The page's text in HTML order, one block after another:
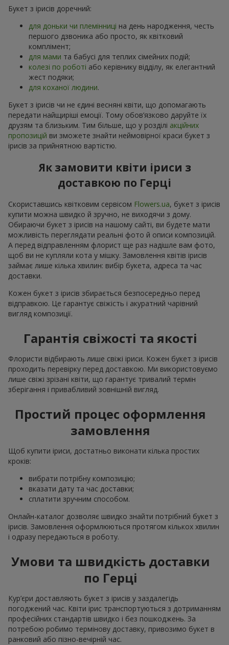
Букет з ірисів доречний:
для доньки чи племінниці на день народження, честь
першого дзвоника або просто, як квітковий
комплімент;
для мами та бабусі для теплих сімейних подій;
колезі по роботі або керівнику відділу, як елегантний
жест подяки;
для коханої людини.
Букет з ірисів чи не єдині весняні квіти, що допомагають
передати найщиріші емоції. Тому обов’язково даруйте їх
друзям та близьким. Тим більше, що у розділі акційних
пропозицій ви зможете знайти неймовірної краси букет з
ірисів за прийнятною вартістю.
Як замовити квіти іриси з
доставкою по Герці
Скориставшись квітковим сервісом Flowers.ua, букет з ірисів
купити можна швидко й зручно, не виходячи з дому.
Обираючи букет з ірисів на нашому сайті, ви будете мати
можливість переглядати реальні фото й описи композицій.
А перед відправленням флорист ще раз надішле вам фото,
щоб ви не купляли кота у мішку. Замовлення квітів ірисів
займає лише кілька хвилин: вибір букета, адреса та час
доставки.
Кожен букет з ірисів збирається безпосередньо перед
відправкою. Це гарантує свіжість і акуратний чарівний
вигляд композиції.
Гарантія свіжості та якості
Флористи відбирають лише свіжі іриси. Кожен букет з ірисів
проходить перевірку перед доставкою. Ми використовуємо
лише свіжі зрізані квіти, що гарантує тривалий термін
зберігання і привабливий зовнішній вигляд.
Простий процес оформлення
замовлення
Щоб купити іриси, достатньо виконати кілька простих
кроків:
вибрати потрібну композицію;
вказати дату та час доставки;
сплатити зручним способом.
Онлайн-каталог дозволяє швидко знайти потрібний букет з
ірисів. Замовлення оформлюються протягом кількох хвилин
і одразу передаються в роботу.
Умови та швидкість доставки
по Герці
Кур’єри доставляють букет з ірисів у заздалегідь
погоджений час. Квіти ірис транспортуються з дотриманням
професійних стандартів швидко і без пошкоджень. За
потребою робимо термінову доставку, привозимо букет в
ранковий або пізно-вечірній час.